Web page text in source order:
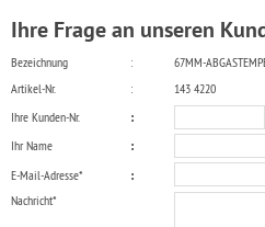
Ihre Frage an unseren
Bezeichnung :
67MM-
Artikel-Nr.
:
143 4220
Ihre Kunden-Nr.
:
Ihr Name
:
E-Mail-Adresse*
:
Nachricht*